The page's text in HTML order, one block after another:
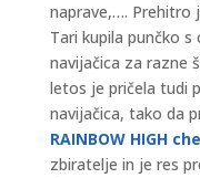
naprave,…. Prehitro
Tari kupila punčko
navijačica za razne
letos je pričela tudi
navijačica, tako da
RAINBOW HIGH
zbiratelje in je res